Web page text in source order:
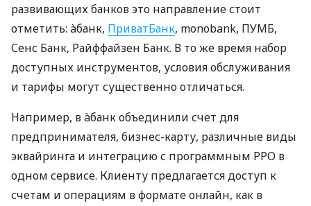
развивающих банков это направление стоит
отметить: àбанк, ПриватБанк, monobank, ПУМБ,
Сенс Банк, Райффайзен Банк. В то же время набор
доступных инструментов, условия обслуживания
и тарифы могут существенно отличаться.
Например, в àбанк объединили счет для
предпринимателя, бизнес-карту, различные виды
эквайринга и интеграцию с программным РРО в
одном сервисе. Клиенту предлагается доступ к
счетам и операциям в формате онлайн, как в